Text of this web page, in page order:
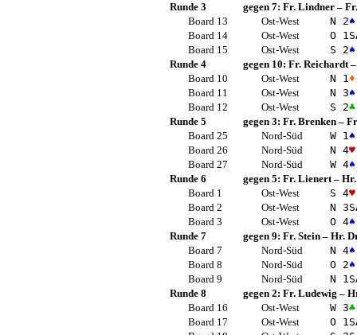
Runde 3
gegen 7: Fr. Lindner –
Board 13
Ost-West N 2♠
Board 14
Ost-West O 1
Board 15
Ost-West S 2♠
Runde 4
gegen 10: Fr. Reichardt
Board 10
Ost-West N 1♦
Board 11
Ost-West N 3♠
Board 12
Ost-West S 2♣
Runde 5
gegen 3: Fr. Brenken –
Board 25
Nord-Süd W 1♠
Board 26
Nord-Süd N 4♥
Board 27
Nord-Süd W 4♠
Runde 6
gegen 5: Fr. Lienert–
Board 1
Ost-West S 4♥
Board 2
Ost-West N 3
Board 3
Ost-West O 4♠
Runde 7
gegen 9: Fr. Stein – Hr.
Board 7
Nord-Süd N 4♠
Board 8
Nord-Süd O 2♠
Board 9
Nord-Süd N 1
Runde 8
gegen 2: Fr. Ludewig –
Board 16
Ost-West W 3♣
Board 17
Ost-West O 1